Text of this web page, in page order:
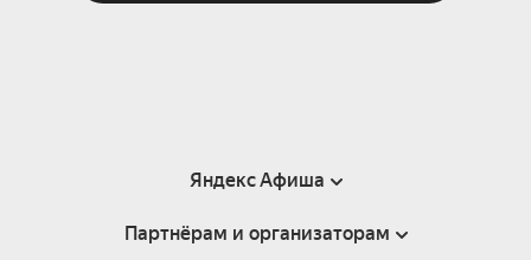
Яндекс Афиша
Справка
Партнёрам и организаторам